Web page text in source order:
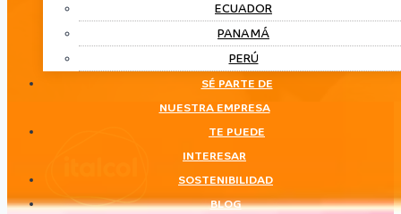
ECUADOR
PANAMÁ
PERÚ
SÉ PARTE DE
NUESTRA EMPRESA
TE PUEDE
INTERESAR
SOSTENIBILIDAD
BLOG